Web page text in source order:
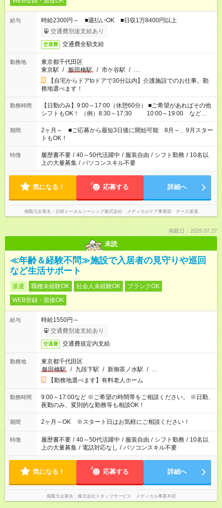
給与
時給2300円～ ■週払いOK ■日収1万8400円以上
交通費別途支給あり
交通費 交通費全額支給
勤務地
東京都千代田区
東京駅 / 飯田橋駅 / 市ケ谷駅 / …
【自宅からドアtoドアで30分以内】介護施設でのお仕事。勤
務地選べます！
勤務時間
【日勤のみ】9:00～17:00（休憩60分） ■ご希望があればその他
シフトもOK！ （例）8:30～17:30 10:00～19:00 など
「家族とお休みを合わせたい」 「できれば残業はしたくない」
など、あなたのご希望に沿ったお仕事をご紹介します！ ※Wワ
ーク希望の方へ 今ご覧のお仕事で希望する勤務時間と、もう1つ
のお仕事の勤務時間。 合計で週40時間を超える場合は応募でき
ません
期間
2ヶ月～ ■ご応募から最短3日後に開始可能 8月～、9月スター
トもOK！
特徴 履歴書不要 / 40～50代活躍中 / 服装自由 / シフト勤務 / 10名以
上の大量募集 / パソコンスキル不要
気になる！ 応募する 詳細へ
掲載元企業名 日研トータルソーシング株式会社 メディカルケア事業部 ナース派遣
掲載日：2026.07.27
未読
≪年齢＆経験不問≫施設で入居者の見守りや巡回
など生活サポート
派遣 職種未経験OK 社会人未経験OK
ブランクOK
WEB登録・面接OK
給与
時給1550円～
交通費別途支給あり
交通費 交通費規定内支給
勤務地
東京都千代田区
飯田橋駅
/ 九段下駅 / 新御茶ノ水駅 / …
【勤務地選べます】有料老人ホーム
勤務時間
9:00～17:00など ※ご希望の時間帯をご相談ください。 ※日勤、
夜勤のみ、変則的な勤務等も相談OK！
期間 2ヶ月～OK ※スタート日はお気軽にご相談ください！
特徴 履歴書不要 / 40～50代活躍中 / 服装自由 / シフト勤務 / 10名以
上の大量募集 / 電話対応なし / パソコンスキル不要
気になる！ 応募する 詳細へ
掲載元企業名 株式会社スタッフサービス メディカル事業本部